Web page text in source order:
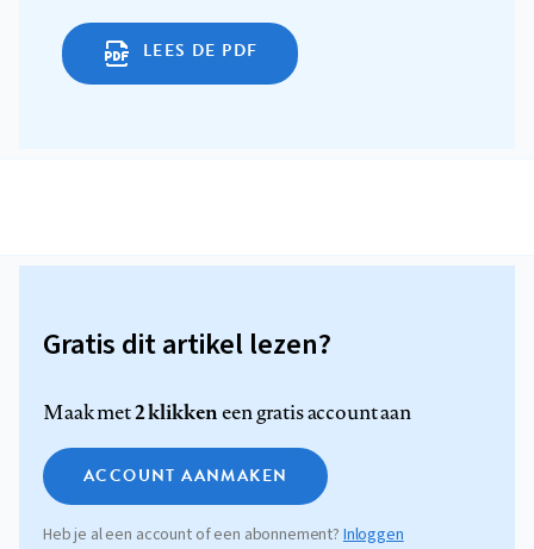
LEES DE PDF
Gratis dit artikel lezen?
Maak met2 klikkeneen gratis account aan
ACCOUNT AANMAKEN
Heb je al een account of een abonnement? Inloggen